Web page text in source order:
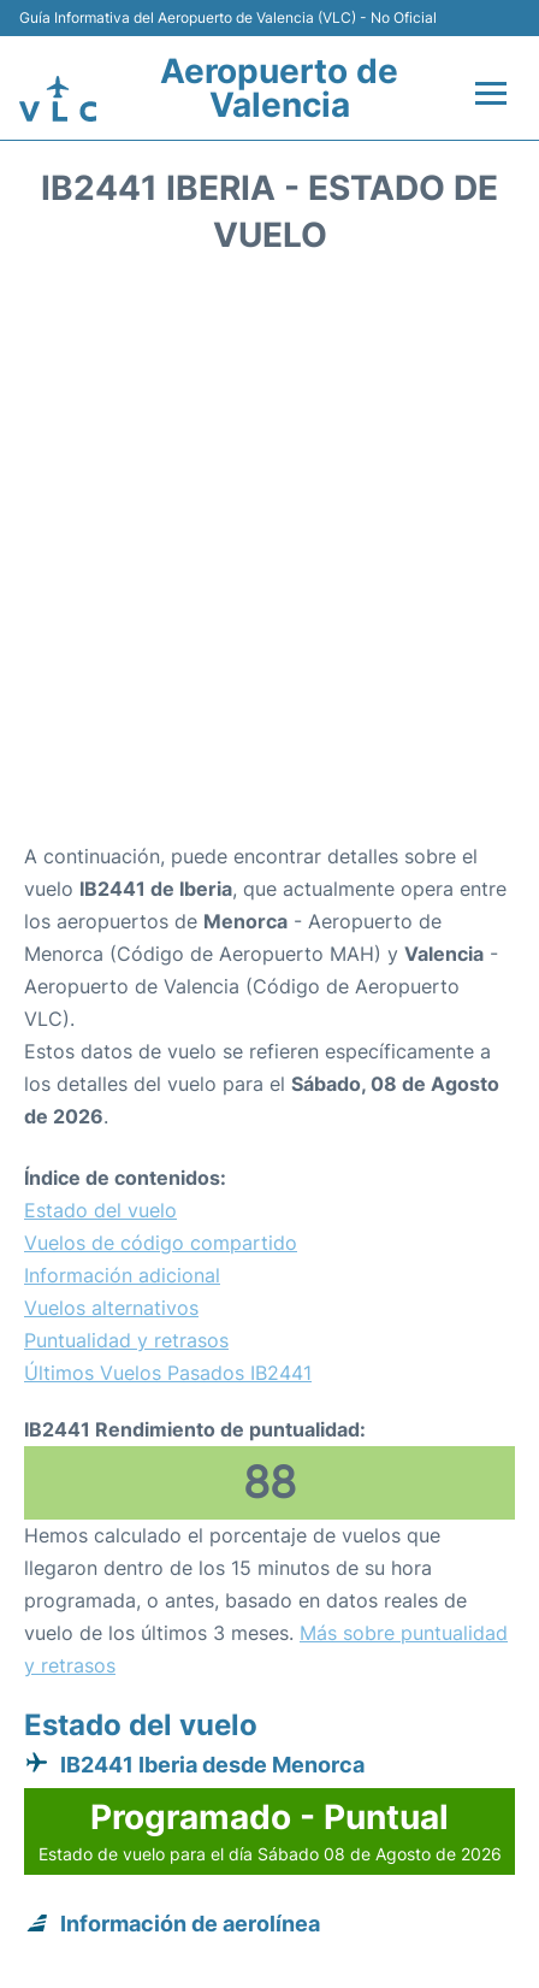
Guía Informativa del Aeropuerto de Valencia (VLC) - No Oficial
Aeropuerto de
Valencia
IB2441 IBERIA - ESTADO DE
VUELO
A continuación, puede encontrar detalles sobre el
vuelo IB2441 de Iberia, que actualmente opera entre
los aeropuertos de Menorca - Aeropuerto de
Menorca (Código de Aeropuerto MAH) y Valencia -
Aeropuerto de Valencia (Código de Aeropuerto
VLC).
Estos datos de vuelo se refieren específicamente a
los detalles del vuelo para el Sábado, 08 de Agosto
de 2026.
Índice de contenidos:
Estado del vuelo
Vuelos de código compartido
Información adicional
Vuelos alternativos
Puntualidad y retrasos
Últimos Vuelos Pasados IB2441
IB2441 Rendimiento de puntualidad:
88
Hemos calculado el porcentaje de vuelos que
llegaron dentro de los 15 minutos de su hora
programada, o antes, basado en datos reales de
vuelo de los últimos 3 meses. Más sobre puntualidad
y retrasos
Estado del vuelo
IB2441 Iberia desde Menorca
Programado - Puntual
Estado de vuelo para el día Sábado 08 de Agosto de 2026
Información de aerolínea